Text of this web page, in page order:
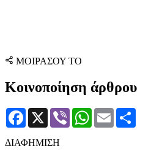
ΜΟΙΡΑΣΟΥ ΤΟ
Κοινοποίηση άρθρου
Facebook
X Viber WhatsApp
Email
ΔΙΑΦΗΜΙΣΗ